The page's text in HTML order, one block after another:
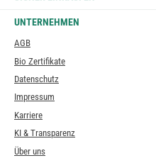
UNTERNEHMEN
AGB
Bio Zertifikate
Datenschutz
Impressum
Karriere
KI & Transparenz
Über uns